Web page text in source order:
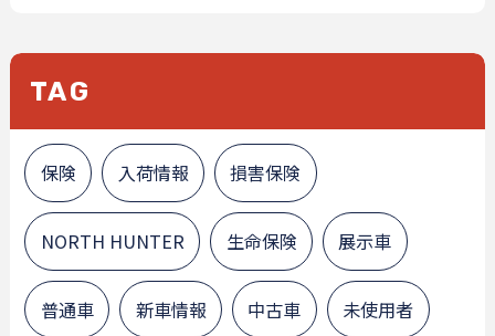
TAG
保険 入荷情報 損害保険
NORTH HUNTER 生命保険 展示車
普通車 新車情報 中古車 未使用者